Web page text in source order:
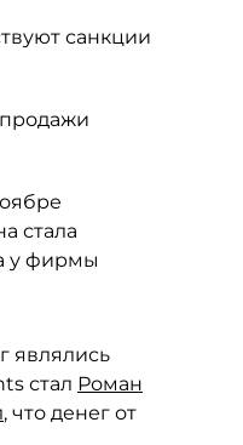
санкции
стала
у фирмы
являлись
стал Роман
, что денег от